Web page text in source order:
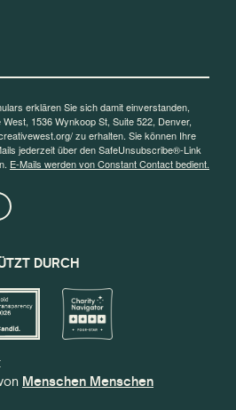
erklären Sie sich damit einverstanden,
1536 Wynkoop St, Suite 522, Denver,
zu erhalten. Sie können Ihre
jederzeit über den SafeUnsubscribe®-Link
E-Mails werden von Constant Contact bedient.
DURCH
Menschen Menschen